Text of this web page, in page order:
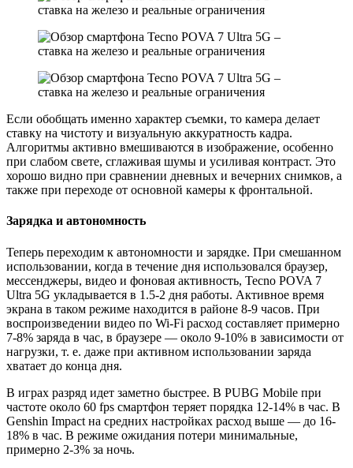
Если обобщать именно характер съемки, то камера делает
ставку на чистоту и визуальную аккуратность кадра.
Алгоритмы активно вмешиваются в изображение, особенно
при слабом свете, сглаживая шумы и усиливая контраст. Это
хорошо видно при сравнении дневных и вечерних снимков, а
также при переходе от основной камеры к фронтальной.
Зарядка и автономность
Теперь переходим к автономности и зарядке. При смешанном
использовании, когда в течение дня использовался браузер,
мессенджеры, видео и фоновая активность, Tecno POVA 7
Ultra 5G укладывается в 1.5-2 дня работы. Активное время
экрана в таком режиме находится в районе 8-9 часов. При
воспроизведении видео по Wi-Fi расход составляет примерно
7-8% заряда в час, в браузере — около 9-10% в зависимости от
нагрузки, т. е. даже при активном использовании заряда
хватает до конца дня.
В играх разряд идет заметно быстрее. В PUBG Mobile при
частоте около 60 fps смартфон теряет порядка 12-14% в час. В
Genshin Impact на средних настройках расход выше — до 16-
18% в час. В режиме ожидания потери минимальные,
примерно 2-3% за ночь.